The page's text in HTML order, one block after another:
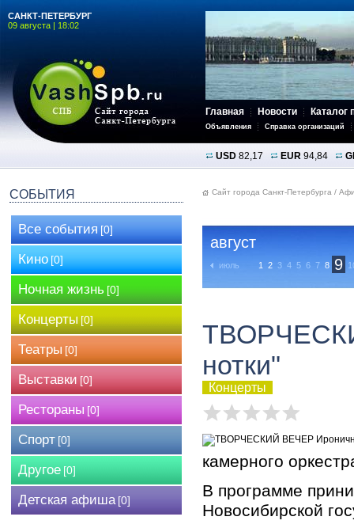
САНКТ-ПЕТЕРБУРГ
09 августа | 18:02
Главная Новости Каталог
Объявления Справка организаций
USD 82,17 EUR 94,84
СОБЫТИЯ
Все события[0]
Кино[0]
Ночная жизнь [0]
Концерты [0]
Театры [0]
Выставки [0]
Рестораны [0]
Спорт [0]
Другое [0]
Детская афиша [0]
Сайт города Санкт-Петербурга /
август
июль 1 2 3 4 5 6 7 8 9
нотки"
Концерты
камерного
В программе
Новосибирской